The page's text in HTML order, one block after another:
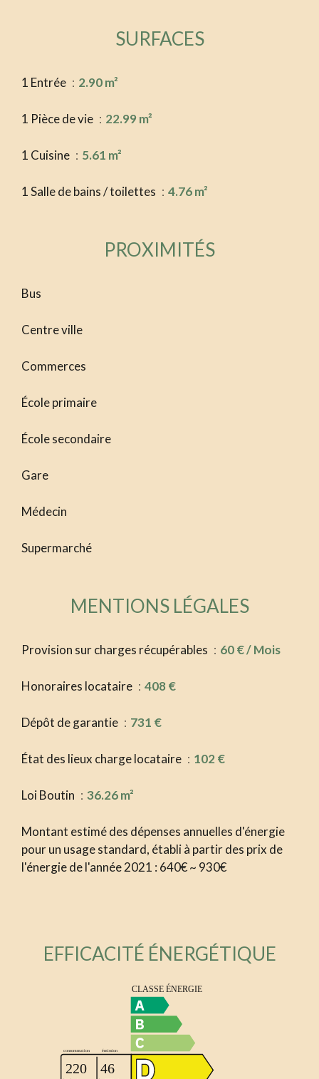
SURFACES
1 Entrée 2.90 m²
1 Pièce de vie 22.99 m²
1 Cuisine 5.61 m²
1 Salle de bains / toilettes 4.76 m²
PROXIMITÉS
Bus
Centre ville
Commerces
École primaire
École secondaire
Gare
Médecin
Supermarché
MENTIONS LÉGALES
Provision sur charges récupérables 60 € / Mois
Honoraires locataire 408 €
Dépôt de garantie 731 €
État des lieux charge locataire 102 €
Loi Boutin 36.26 m²
Montant estimé des dépenses annuelles d'énergie
pour un usage standard, établi à partir des prix de
l'énergie de l'année 2021 : 640€ ~ 930€
EFFICACITÉ ÉNERGÉTIQUE